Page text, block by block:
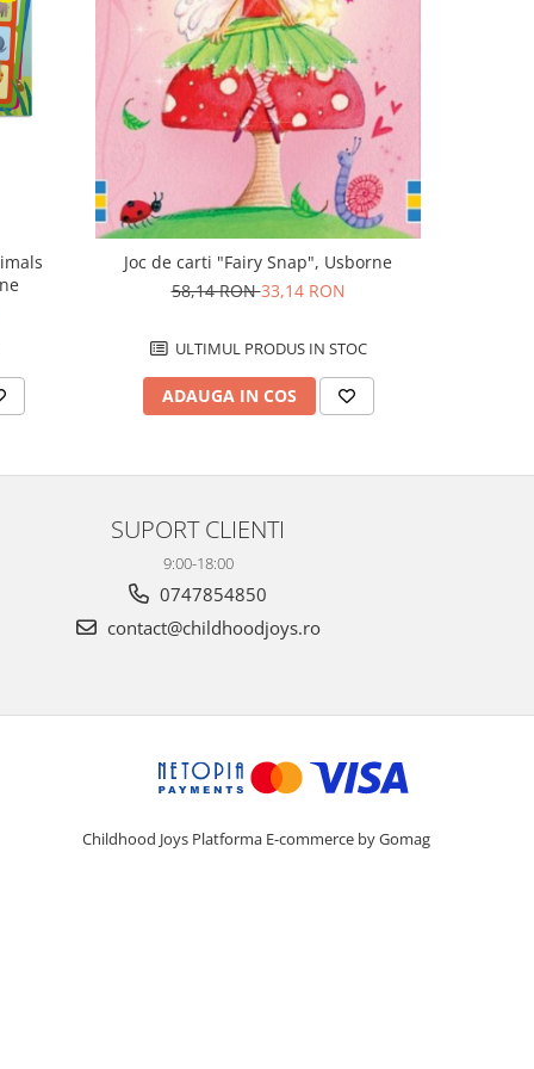
Joc de carti "Fairy Snap", Usborne
58,14 RON33,14 RON
ULTIMUL PRODUS IN STOC
ADAUGA IN COS
SUPORT CLIENTI
9:00-18:00
0747854850
contact@childhoodjoys.ro
Childhood Joys Platforma E-commerce by Gomag